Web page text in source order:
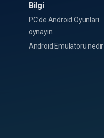
Bilgi
PC’de Android Oyunları
oynayın
Android Emülatörü nedir